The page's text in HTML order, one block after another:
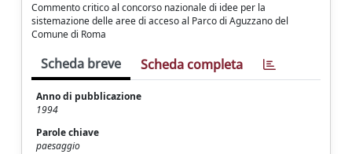
Commento critico al concorso nazionale di idee per la
sistemazione delle aree di acceso al Parco di Aguzzano del
Comune di Roma
Scheda breve Scheda completa
Anno di pubblicazione
1994
Parole chiave
paesaggio